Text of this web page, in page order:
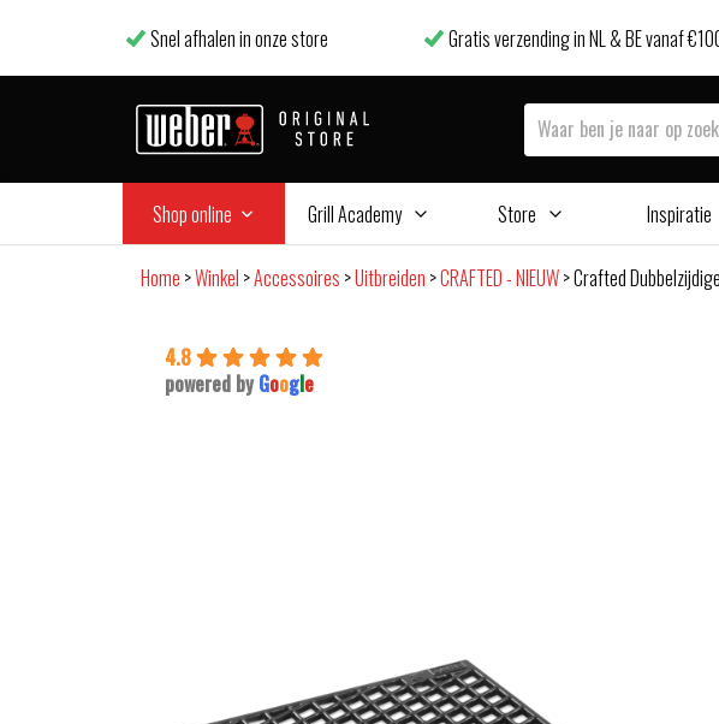
Snel afhalen in onze store Gratis verzending in NL & BE vanaf
Shop online Grill Academy Store Inspiratie
Home >Winkel >Accessoires >Uitbreiden >CRAFTED - NIEUW>Crafted
4.8
powered by Google